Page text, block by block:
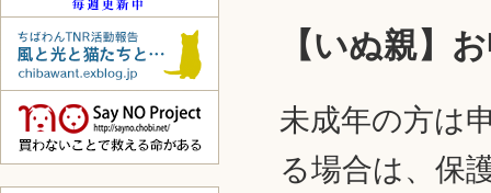
【いぬ親】
未成年の方は
る場合は、保